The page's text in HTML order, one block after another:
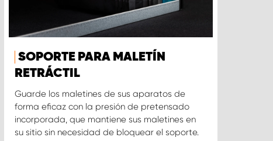
SOPORTE PARA MALETÍN
RETRÁCTIL
Guarde los maletines de sus aparatos de
forma eficaz con la presión de pretensado
incorporada, que mantiene sus maletines en
su sitio sin necesidad de bloquear el soporte.